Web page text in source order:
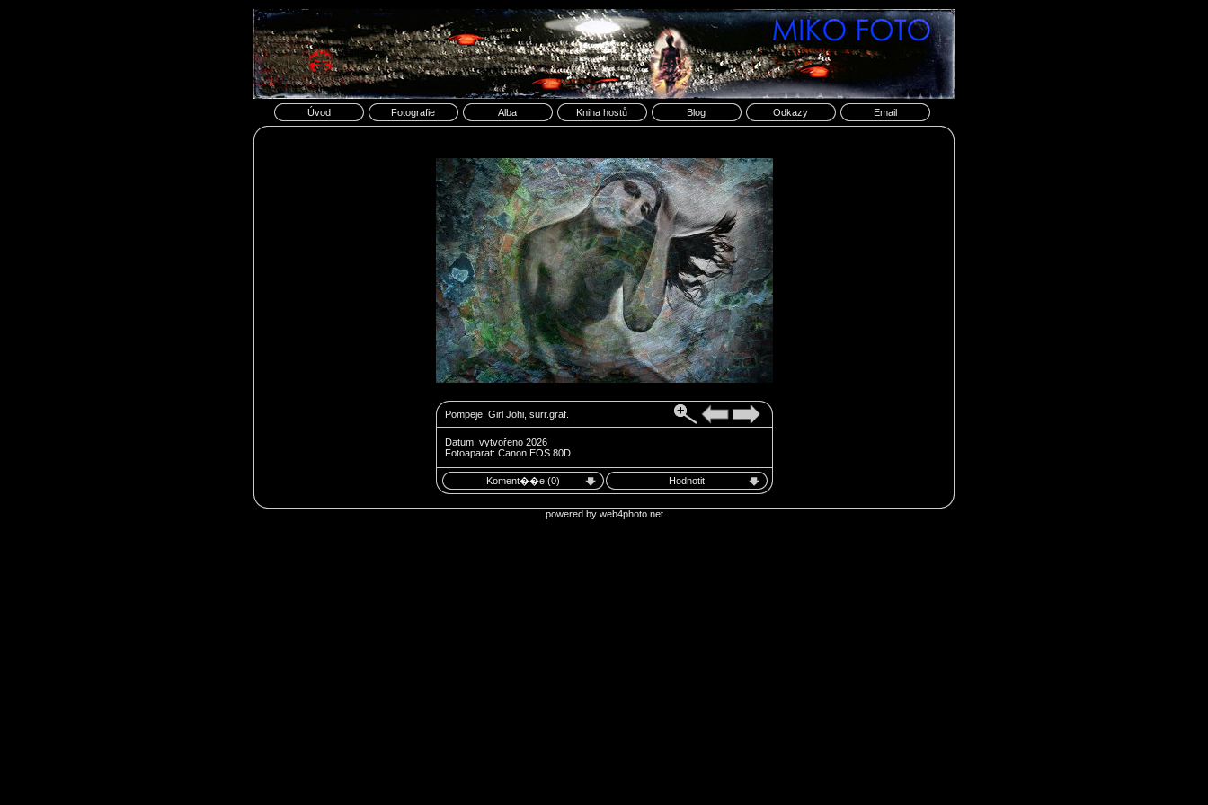
Úvod Fotografie Alba Kniha hostů Blog Odkazy Email
Pompeje, Girl Johi, surr.graf.
Datum: vytvořeno 2026
Fotoaparat: Canon EOS 80D
Koment��e (0) Hodnotit
powered by web4photo.net